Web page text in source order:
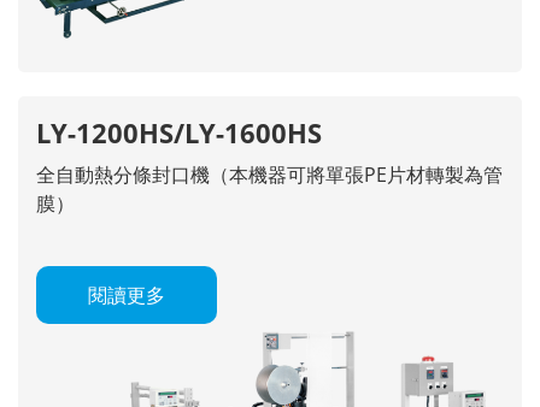
LY-1200HS/LY-1600HS
全自動熱分條封口機（本機器可將單張PE片材轉製為管
膜）
閱讀更多